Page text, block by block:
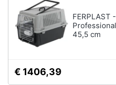
FERPLAST
45,5 cm
€ 1406,39